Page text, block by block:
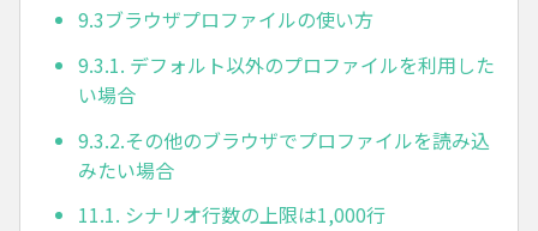
9.3ブラウザプロファイルの使い方
9.3.1. デフォルト以外のプロファイルを利用した
い場合
9.3.2.その他のブラウザでプロファイルを読み込
みたい場合
11.1. シナリオ行数の上限は1,000行